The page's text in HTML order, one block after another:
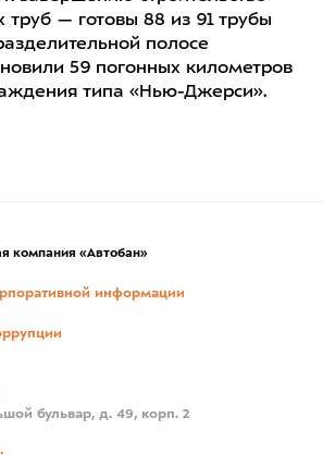
труб — готовы 88 из 91 трубы
полосе
59 погонных километров
типа «Нью-Джерси».
компания «Автобан»
информации
бульвар, д. 49, корп. 2